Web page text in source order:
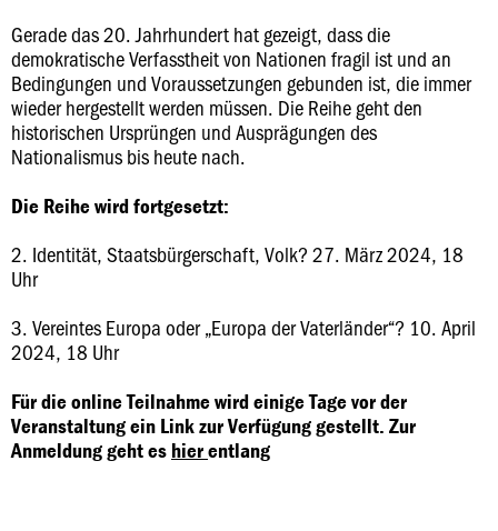
Gerade das 20. Jahrhundert hat gezeigt, dass die
demokratische Verfasstheit von Nationen fragil ist und an
Bedingungen und Voraussetzungen gebunden ist, die immer
wieder hergestellt werden müssen. Die Reihe geht den
historischen Ursprüngen und Ausprägungen des
Nationalismus bis heute nach.
Die Reihe wird fortgesetzt:
2. Identität, Staatsbürgerschaft, Volk? 27. März 2024, 18
Uhr
3. Vereintes Europa oder „Europa der Vaterländer“? 10. April
2024, 18 Uhr
Für die online Teilnahme wird einige Tage vor der
Veranstaltung ein Link zur Verfügung gestellt. Zur
Anmeldung geht es hierentlang